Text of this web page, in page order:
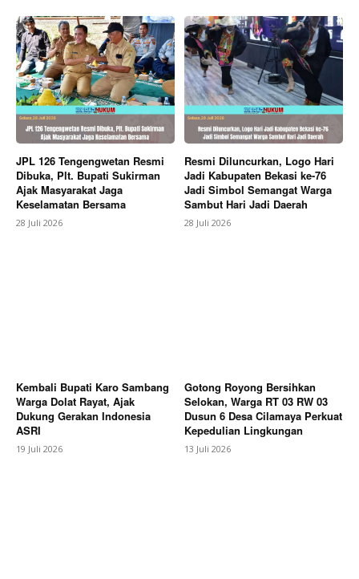
SUBSCRIBE NOW
Company
Berita Lainnya
Belajar Sambil Bermain, Satlantas
Polres Pekalongan Kota Semarakkan Hari Anak
JPL 126 Tengengwetan Resmi
Dibuka, Plt. Bupati Sukirman
Ajak Masyarakat Jaga
Keselamatan Bersama
28 Juli 2026
Resmi Diluncurkan, Logo Hari
Jadi Kabupaten Bekasi ke-76
Jadi Simbol Semangat Warga
Sambut Hari Jadi Daerah
28 Juli 2026
Kembali Bupati Karo Sambang
Warga Dolat Rayat, Ajak
Dukung Gerakan Indonesia
ASRI
19 Juli 2026
Gotong Royong Bersihkan
Selokan, Warga RT 03 RW 03
Dusun 6 Desa Cilamaya Perkuat
Kepedulian Lingkungan
13 Juli 2026